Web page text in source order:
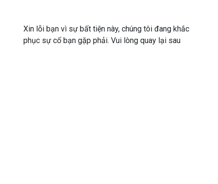
Xin lỗi bạn vì sự bất tiện này, chúng tôi đang khắc
phục sự cố bạn gặp phải. Vui lòng quay lại sau